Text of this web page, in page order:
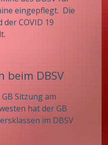
eingepflegt. Die
COVID 19
beim DBSV
Sitzung am
hat der GB
im DBSV